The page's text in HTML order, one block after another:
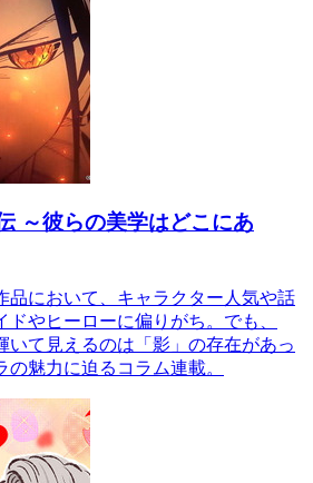
～彼らの美学はどこにあ
品において、キャラクター人気や話
ドやヒーローに偏りがち。でも、
いて見えるのは「影」の存在があっ
の魅力に迫るコラム連載。